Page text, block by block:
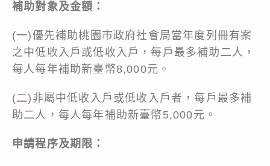
補助對象及金額：
(一)優先補助桃園市政府社會局當年度列冊有案
之中低收入戶或低收入戶，每戶最多補助二人，
每人每年補助新臺幣8,000元。
(二)非屬中低收入戶或低收入戶者，每戶最多補
助二人，每人每年補助新臺幣5,000元。
申請程序及期限：